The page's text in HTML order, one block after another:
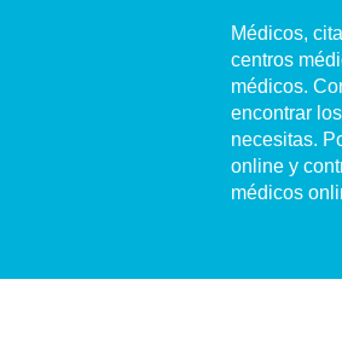
Médicos,
centros
médicos.
encontrar
necesitas.
online y
médicos